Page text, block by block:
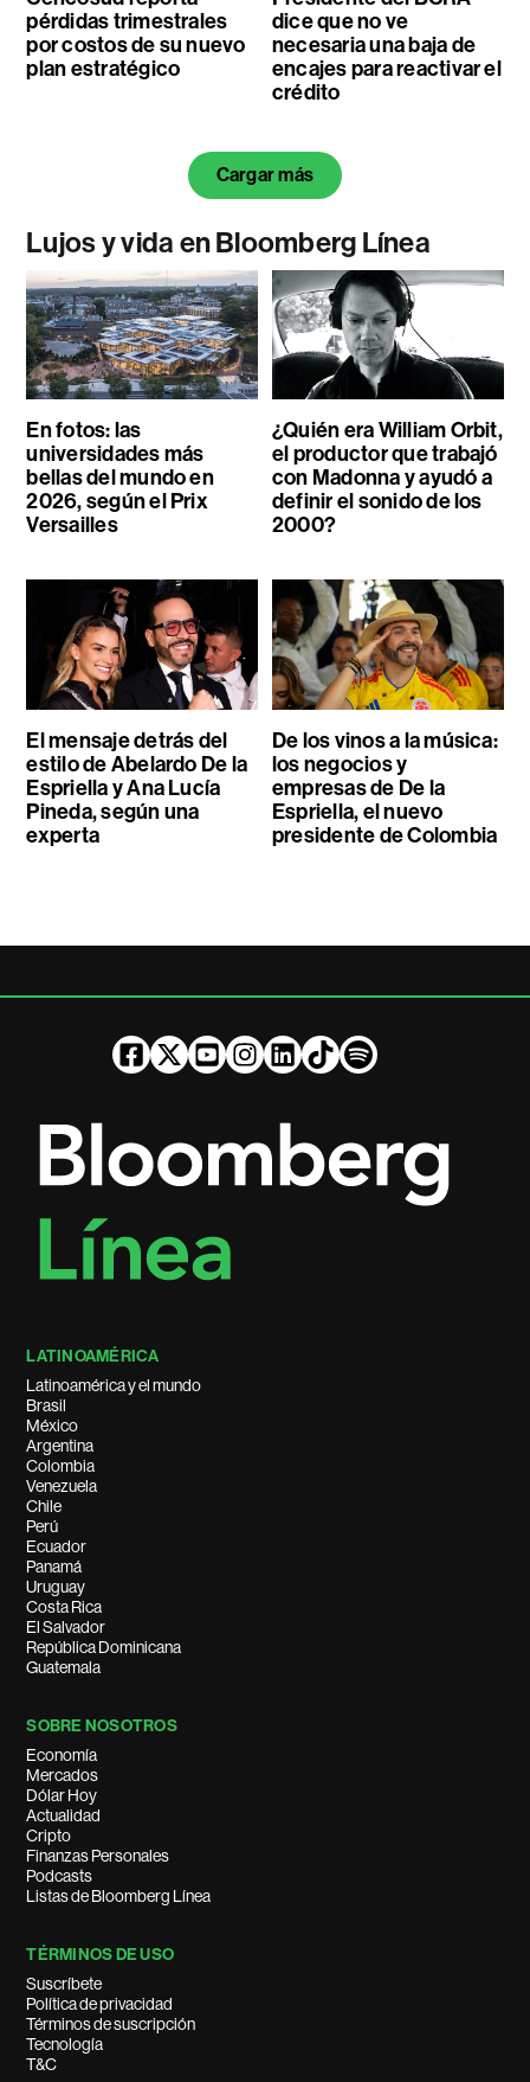
pérdidas trimestrales
por costos de su nuevo
plan estratégico
dice que no ve
necesaria una baja de
encajes para reactivar el
crédito
Cargar más
Lujos y vida en Bloomberg Línea
En fotos: las
universidades más
bellas del mundo en
2026, según el Prix
Versailles
¿Quién era William Orbit,
el productor que trabajó
con Madonna y ayudó a
definir el sonido de los
2000?
El mensaje detrás del
estilo de Abelardo De la
Espriella y Ana Lucía
Pineda, según una
experta
De los vinos a la música:
los negocios y
empresas de De la
Espriella, el nuevo
presidente de Colombia
LATINOAMÉRICA
Latinoamérica y el mundo
Brasil
México
Argentina
Colombia
Venezuela
Chile
Perú
Ecuador
Panamá
Uruguay
Costa Rica
El Salvador
República Dominicana
Guatemala
SOBRE NOSOTROS
Economía
Mercados
Dólar Hoy
Actualidad
Cripto
Finanzas Personales
Podcasts
Listas de Bloomberg Línea
TÉRMINOS DE USO
Suscríbete
Política de privacidad
Términos de suscripción
Tecnología
T&C